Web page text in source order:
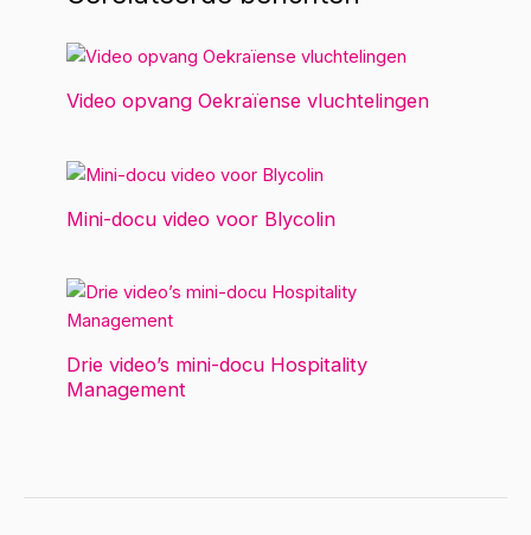
Video opvang Oekraïense vluchtelingen
Mini-docu video voor Blycolin
Drie video’s mini-docu Hospitality
Management